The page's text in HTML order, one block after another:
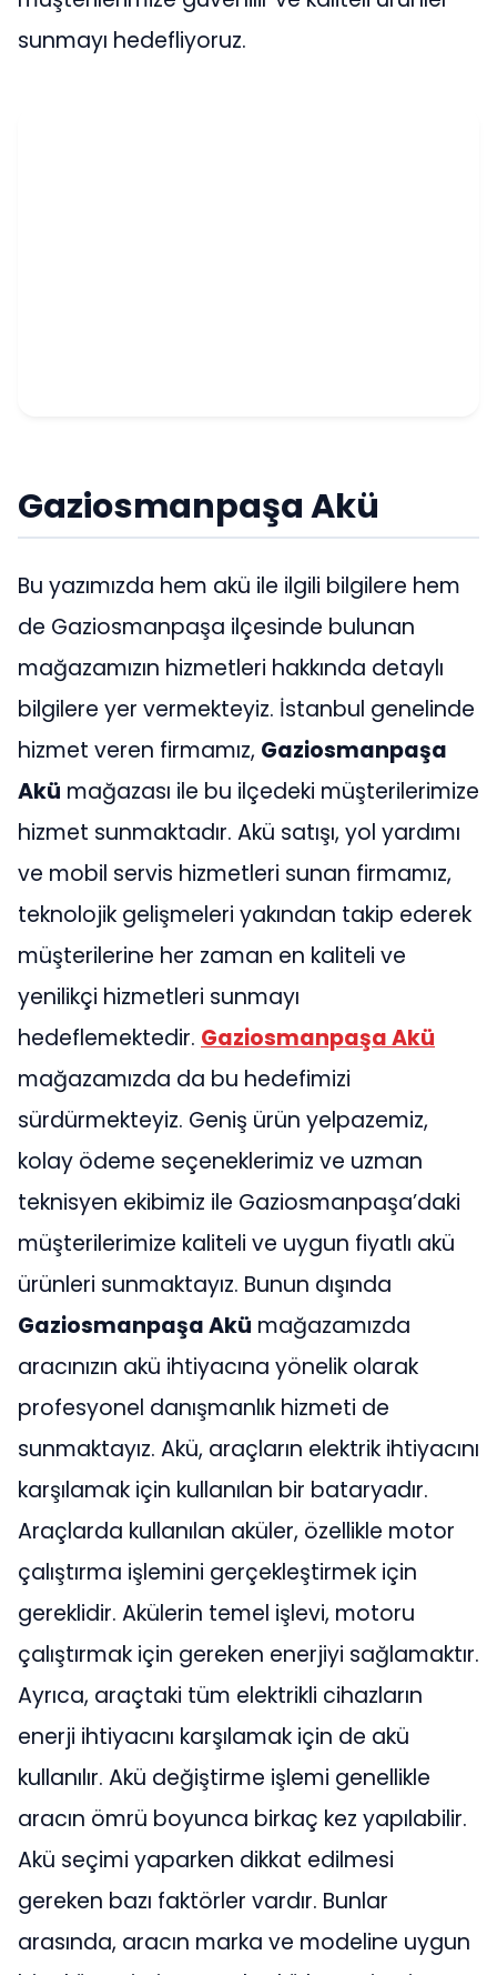
sunmayı hedefliyoruz.
Gaziosmanpaşa Akü
Bu yazımızda hem akü ile ilgili bilgilere hem
de Gaziosmanpaşa ilçesinde bulunan
mağazamızın hizmetleri hakkında detaylı
bilgilere yer vermekteyiz. İstanbul genelinde
hizmet veren firmamız, Gaziosmanpaşa
Akü mağazası ile bu ilçedeki müşterilerimize
hizmet sunmaktadır. Akü satışı, yol yardımı
ve mobil servis hizmetleri sunan firmamız,
teknolojik gelişmeleri yakından takip ederek
müşterilerine her zaman en kaliteli ve
yenilikçi hizmetleri sunmayı
hedeflemektedir. Gaziosmanpaşa Akü
mağazamızda da bu hedefimizi
sürdürmekteyiz. Geniş ürün yelpazemiz,
kolay ödeme seçeneklerimiz ve uzman
teknisyen ekibimiz ile Gaziosmanpaşa’daki
müşterilerimize kaliteli ve uygun fiyatlı akü
ürünleri sunmaktayız. Bunun dışında
Gaziosmanpaşa Akü mağazamızda
aracınızın akü ihtiyacına yönelik olarak
profesyonel danışmanlık hizmeti de
sunmaktayız. Akü, araçların elektrik ihtiyacını
karşılamak için kullanılan bir bataryadır.
Araçlarda kullanılan aküler, özellikle motor
çalıştırma işlemini gerçekleştirmek için
gereklidir. Akülerin temel işlevi, motoru
çalıştırmak için gereken enerjiyi sağlamaktır.
Ayrıca, araçtaki tüm elektrikli cihazların
enerji ihtiyacını karşılamak için de akü
kullanılır. Akü değiştirme işlemi genellikle
aracın ömrü boyunca birkaç kez yapılabilir.
Akü seçimi yaparken dikkat edilmesi
gereken bazı faktörler vardır. Bunlar
arasında, aracın marka ve modeline uygun